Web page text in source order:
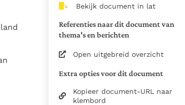
van de documenten
1975
nl
Bekijk document in lat
Referenties naar dit document van
thema's en berichten
Open uitgebreid overzicht
Extra opties voor dit document
Kopieer document-URL naar
klembord